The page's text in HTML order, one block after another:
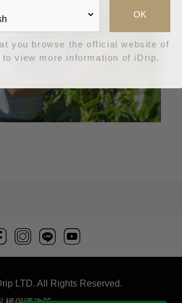
LTD. All Rights Reserved.
OK
you browse the official website of
to view more information of iDrip.